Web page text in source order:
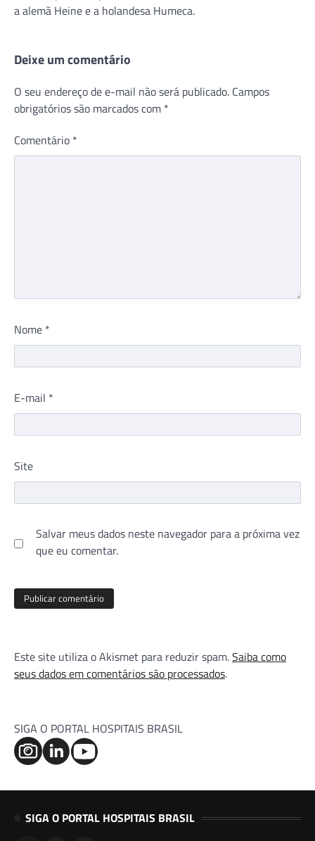
a alemã Heine e a holandesa Humeca.
Deixe um comentário
O seu endereço de e-mail não será publicado. Campos
obrigatórios são marcados com *
Comentário *
Nome *
E-mail *
Site
Salvar meus dados neste navegador para a próxima vez
que eu comentar.
Este site utiliza o Akismet para reduzir spam.Saiba como
seus dados em comentários são processados.
SIGA O PORTAL HOSPITAIS BRASIL
SIGA O PORTAL HOSPITAIS BRASIL